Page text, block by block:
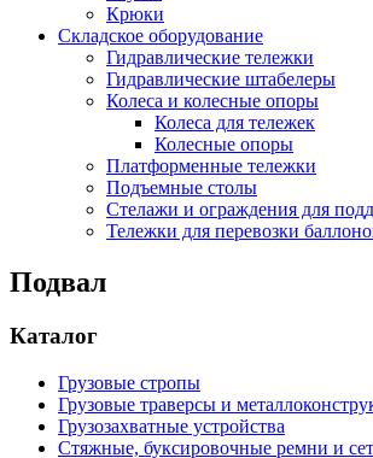
Крюки
Складское оборудование
Гидравлические тележки
Гидравлические штабелеры
Колеса и колесные опоры
Колеса для тележек
Колесные опоры
Платформенные тележки
Подъемные столы
Стелажи и ограждения для
Тележки для перевозки
Подвал
Каталог
Грузовые стропы
Грузовые траверсы и
Грузозахватные устройства
Стяжные, буксировочные ремни и